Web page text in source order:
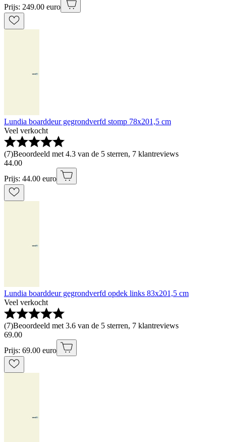
Prijs: 249.00 euro
Lundia boarddeur gegrondverfd stomp 78x201,5 cm
Veel verkocht
(7)Beoordeeld met 4.3 van de 5 sterren, 7 klantreviews
44.00
Prijs: 44.00 euro
Lundia boarddeur gegrondverfd opdek links 83x201,5 cm
Veel verkocht
(7)Beoordeeld met 3.6 van de 5 sterren, 7 klantreviews
69.00
Prijs: 69.00 euro